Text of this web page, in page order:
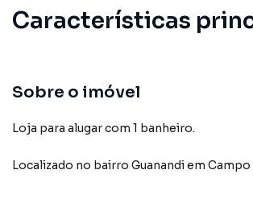
Características
Sobre o imóvel
Loja para alugar com 1 banheiro.
Localizado no bairro Guanandiem Campo